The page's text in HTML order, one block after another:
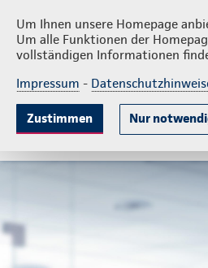
Um Ihnen unsere Homepage
Um alle Funktionen der
vollständigen Informationen
Impressum -
Zustimmen Nur
Daniel Färber
Krankenversicherung